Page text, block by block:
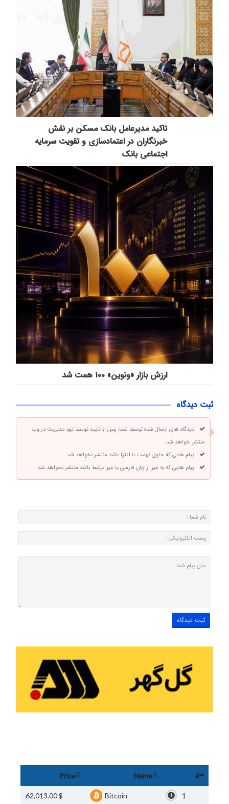
تاکید مدیرعامل بانک مسکن بر نقش
خبرنگاران در اعتمادسازی و تقویت سرمایه
اجتماعی بانک
ارزش بازار «ونوین» ۱۰۰ همت شد
ثبت دیدگاه
دیدگاه های ارسال شده توسط شما، پس از تایید توسط تیم مدیریت در وب
منتشر خواهد شد.
پیام هایی که حاوی تهمت یا افترا باشد منتشر نخواهد شد.
پیام هایی که به غیر از زبان فارسی یا غیر مرتبط باشد منتشر نخواهد شد.
#
Name
Price
1
Bitcoin
$ 62,013.00